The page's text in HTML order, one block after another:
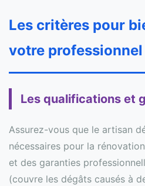
Les critères pour
votre
Les qualifications et
Assurez-vous que le artisan
nécessaires pour la
et des garanties
(couvre les dégâts causés à